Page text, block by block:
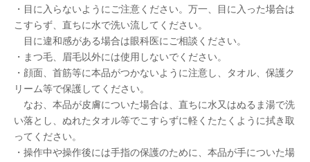
・目に入らないようにご注意ください。万一、目に入った場合は
こすらず、直ちに水で洗い流してください。
目に違和感がある場合は眼科医にご相談ください。
・まつ毛、眉毛以外には使用しないでください。
・顔面、首筋等に本品がつかないように注意し、タオル、保護ク
リーム等で保護してください。
なお、本品が皮膚についた場合は、直ちに水又はぬるま湯で洗
い落とし、ぬれたタオル等でこすらずに軽くたたくように拭き取
ってください。
・操作中や操作後には手指の保護のために、本品が手についた場